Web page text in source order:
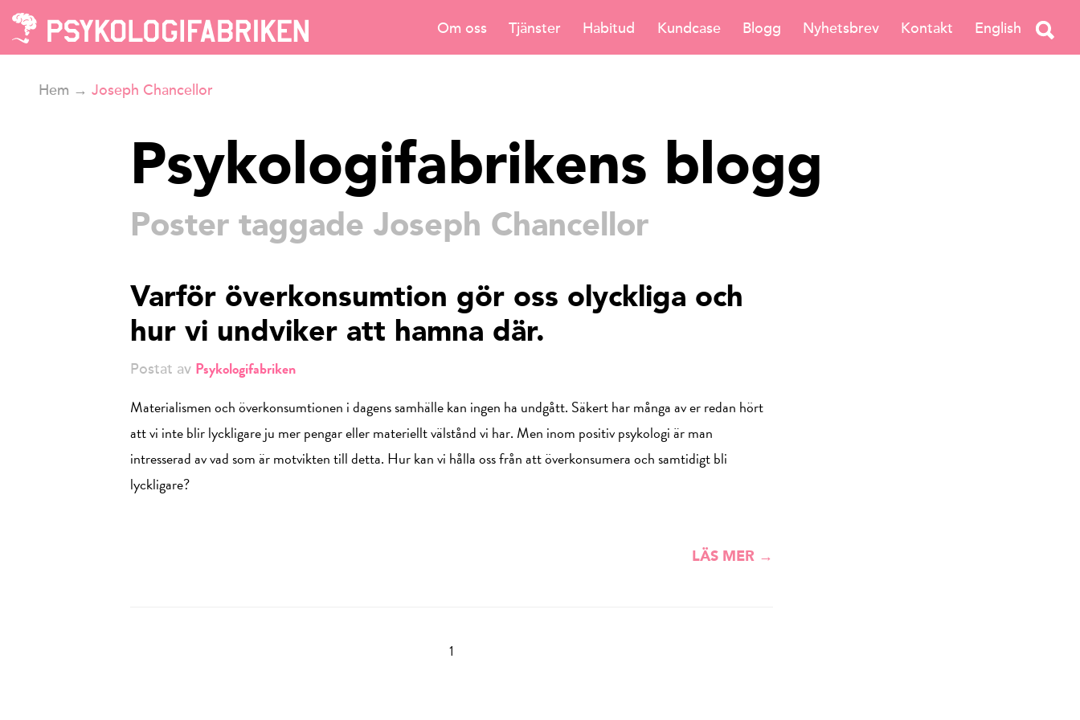
Om oss Tjänster Habitud Kundcase Blogg Nyhetsbrev Kontakt English
Hem → Joseph Chancellor
Psykologifabrikens blogg
Poster taggade Joseph Chancellor
Varför överkonsumtion gör oss olyckliga och
hur vi undviker att hamna där.
Postat av Psykologifabriken
Materialismen och överkonsumtionen i dagens samhälle kan ingen ha undgått. Säkert har många av er redan hört
att vi inte blir lyckligare ju mer pengar eller materiellt välstånd vi har. Men inom positiv psykologi är man
intresserad av vad som är motvikten till detta. Hur kan vi hålla oss från att överkonsumera och samtidigt bli
lyckligare?
LÄS MER →
1